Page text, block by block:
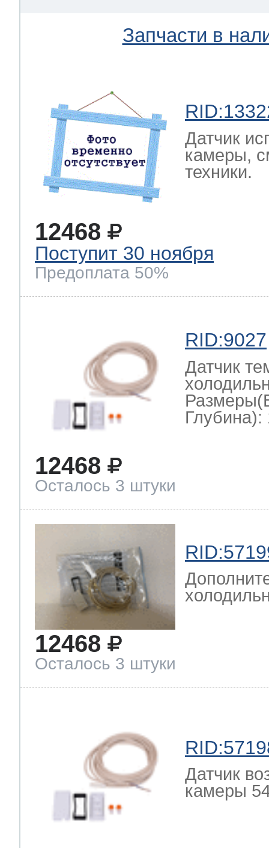
Запчасти в
Датчик
камеры,
техники.
12468
Поступит 30 ноября
Предоплата 50%
RID:9027
Датчик
Глубина):
12468
Осталось 3 штуки
12468
Осталось 3 штуки
Датчик
камеры